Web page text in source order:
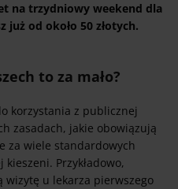
na trzydniowy weekend dla
od około 50 złotych.
to za mało?
korzystania z publicznej
zasadach, jakie obowiązują
za wiele standardowych
kieszeni. Przykładowo,
wizytę u lekarza pierwszego